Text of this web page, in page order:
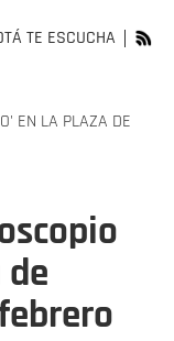
TE ESCUCHA
EN LA PLAZA DE